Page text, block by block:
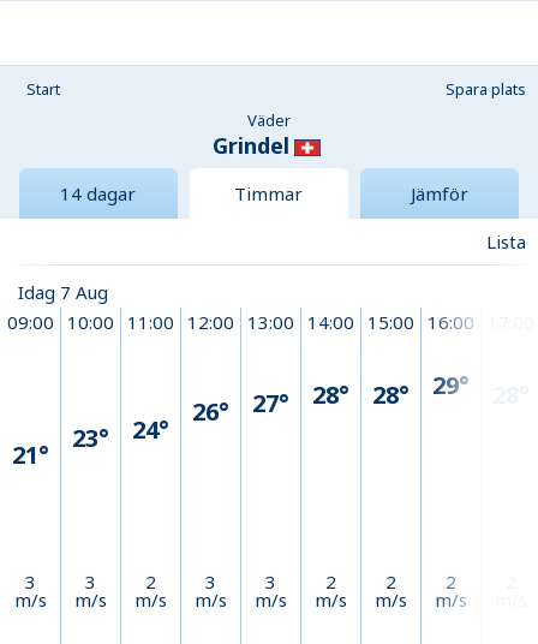
Start
Spara plats
Väder
Grindel
14 dagar Timmar
Jämför
Lista
Idag 7 Aug
09:00
21°
3
m/s
10:00
23°
3
m/s
11:00
24°
2
m/s
12:00
26°
3
m/s
13:00
27°
3
m/s
14:00
28°
2
m/s
15:00
28°
2
m/s
16:00
29°
2
m/s